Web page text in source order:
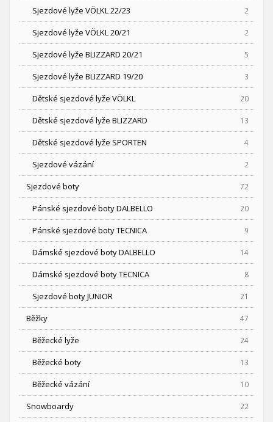
Sjezdové lyže VÖLKL 22/23 2
Sjezdové lyže VÖLKL 20/21 2
Sjezdové lyže BLIZZARD 20/21 5
Sjezdové lyže BLIZZARD 19/20 3
Dětské sjezdové lyže VÖLKL 20
Dětské sjezdové lyže BLIZZARD 13
Dětské sjezdové lyže SPORTEN 4
Sjezdové vázání 2
Sjezdové boty 72
Pánské sjezdové boty DALBELLO 20
Pánské sjezdové boty TECNICA 9
Dámské sjezdové boty DALBELLO 14
Dámské sjezdové boty TECNICA 8
Sjezdové boty JUNIOR 21
Běžky 47
Běžecké lyže 24
Běžecké boty 13
Běžecké vázání 10
Snowboardy 22